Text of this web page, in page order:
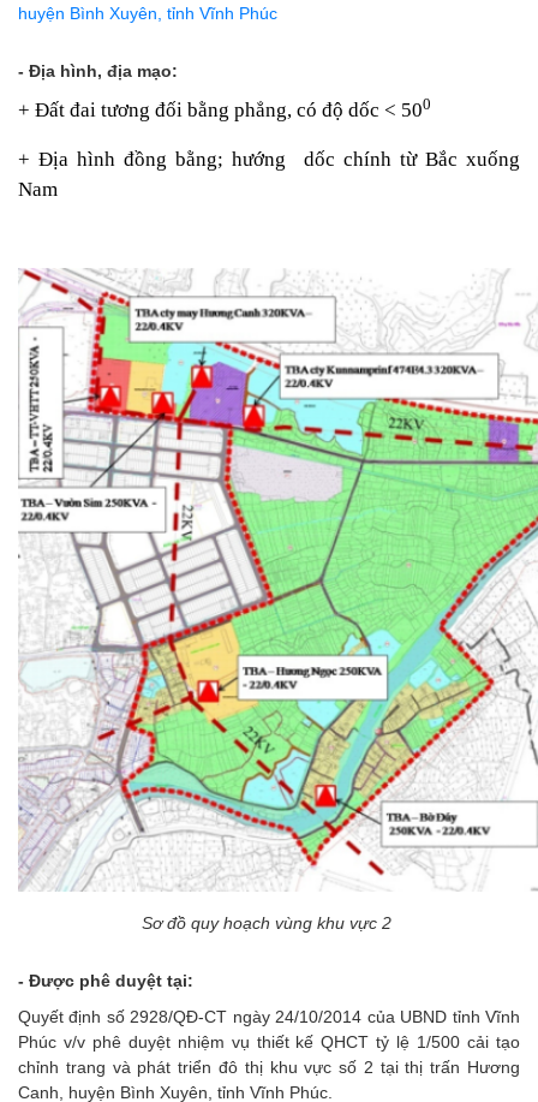
huyện Bình Xuyên, tỉnh Vĩnh Phúc
- Địa hình, địa mạo:
+ Đất đai tương đối bằng phẳng, có độ dốc < 500
+ Địa hình đồng bằng; hướng dốc chính từ Bắc xuống
Nam
Sơ đồ quy hoạch vùng khu vực 2
- Được phê duyệt tại:
Quyết định số 2928/QĐ-CT ngày 24/10/2014 của UBND tỉnh Vĩnh
Phúc v/v phê duyệt nhiệm vụ thiết kế QHCT tỷ lệ 1/500 cải tạo
chỉnh trang và phát triển đô thị khu vực số 2 tại thị trấn Hương
Canh, huyện Bình Xuyên, tỉnh Vĩnh Phúc.